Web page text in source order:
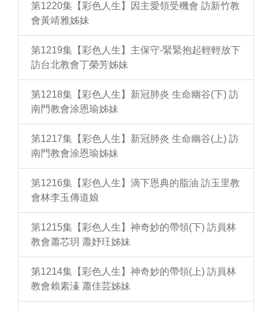
第1220集【彩色人生】因主愛領受機會 訪新竹教
會黃靖雅姊妹
第1219集【彩色人生】主保守-緊緊抱起輕輕放下
訪台北教會丁榮芳姊妹
第1218集【彩色人生】新冠肺炎 生命幽谷(下) 訪
南門教會涂恩瑜姊妹
第1217集【彩色人生】新冠肺炎 生命幽谷(上) 訪
南門教會涂恩瑜姊妹
第1216集【彩色人生】滴下恩典的脂油 訪玉里教
會林李玉傳道娘
第1215集【彩色人生】神奇妙的帶領(下) 訪員林
教會蕭芯玥 蕭妤玨姊妹
第1214集【彩色人生】神奇妙的帶領(上) 訪員林
教會賴素溱 蕭佳芸姊妹